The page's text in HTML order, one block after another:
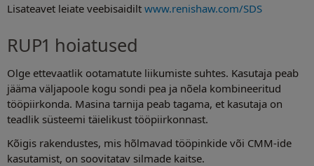
Lisateavet leiate veebisaidilt www.renishaw.com/SDS
RUP1 hoiatused
Olge ettevaatlik ootamatute liikumiste suhtes. Kasutaja peab
jääma väljapoole kogu sondi pea ja nõela kombineeritud
tööpiirkonda. Masina tarnija peab tagama, et kasutaja on
teadlik süsteemi täielikust tööpiirkonnast.
Kõigis rakendustes, mis hõlmavad tööpinkide või CMM-ide
kasutamist, on soovitatav silmade kaitse.